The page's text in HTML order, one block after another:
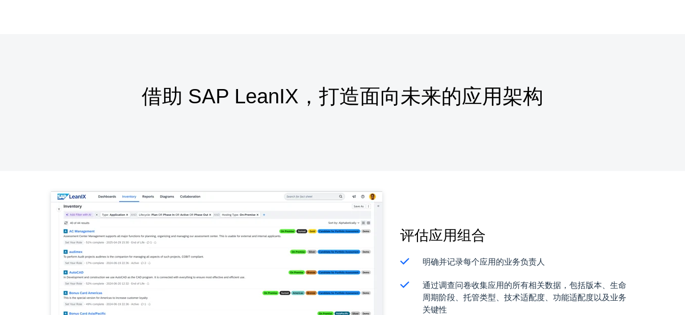
借助 SAP LeanIX，打造面向未来的应用架构
评估应用组合
明确并记录每个应用的业务负责人
通过调查问卷收集应用的所有相关数据，包括版本、生命
周期阶段、托管类型、技术适配度、功能适配度以及业务
关键性